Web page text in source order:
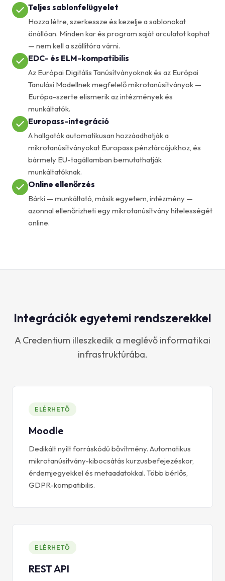
Teljes sablonfelügyelet
Hozza létre, szerkessze és kezelje a sablonokat
önállóan. Minden kar és program saját arculatot kaphat
— nem kell a szállítóra várni.
EDC- és ELM-kompatibilis
Az Európai Digitális Tanúsítványoknak és az Európai
Tanulási Modellnek megfelelő mikrotanúsítványok —
Európa-szerte elismerik az intézmények és
munkáltatók.
Europass-integráció
A hallgatók automatikusan hozzáadhatják a
mikrotanúsítványokat Europass pénztárcájukhoz, és
bármely EU-tagállamban bemutathatják
munkáltatóknak.
Online ellenőrzés
Bárki — munkáltató, másik egyetem, intézmény —
azonnal ellenőrizheti egy mikrotanúsítvány hitelességét
online.
Integrációk egyetemi rendszerekkel
A Credentium illeszkedik a meglévő informatikai
infrastruktúrába.
ELÉRHETŐ
Moodle
Dedikált nyílt forráskódú bővítmény. Automatikus
mikrotanúsítvány-kibocsátás kurzusbefejezéskor,
érdemjegyekkel és metaadatokkal. Több bérlős,
GDPR-kompatibilis.
ELÉRHETŐ
REST API